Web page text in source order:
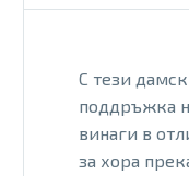
С тези
поддръжка
винаги в
за хора